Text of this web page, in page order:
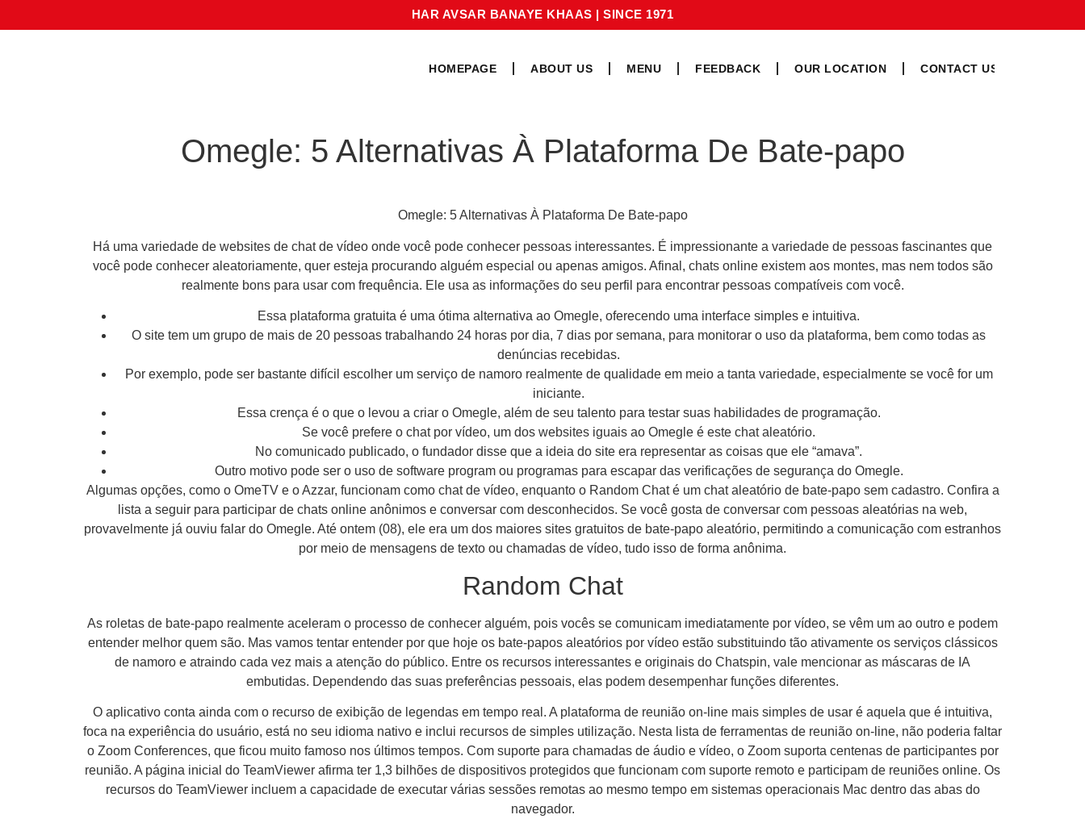
HAR AVSAR BANAYE KHAAS | SINCE 1971
HOMEPAGE ABOUT US MENU FEEDBACK OUR LOCATION CONTACT US
Omegle: 5 Alternativas À Plataforma De Bate-papo
Omegle: 5 Alternativas À Plataforma De Bate-papo
Há uma variedade de websites de chat de vídeo onde você pode conhecer pessoas interessantes. É impressionante a variedade de pessoas fascinantes que
você pode conhecer aleatoriamente, quer esteja procurando alguém especial ou apenas amigos. Afinal, chats online existem aos montes, mas nem todos são
realmente bons para usar com frequência. Ele usa as informações do seu perfil para encontrar pessoas compatíveis com você.
Essa plataforma gratuita é uma ótima alternativa ao Omegle, oferecendo uma interface simples e intuitiva.
O site tem um grupo de mais de 20 pessoas trabalhando 24 horas por dia, 7 dias por semana, para monitorar o uso da plataforma, bem como todas as
denúncias recebidas.
Por exemplo, pode ser bastante difícil escolher um serviço de namoro realmente de qualidade em meio a tanta variedade, especialmente se você for um
iniciante.
Essa crença é o que o levou a criar o Omegle, além de seu talento para testar suas habilidades de programação.
Se você prefere o chat por vídeo, um dos websites iguais ao Omegle é este chat aleatório.
No comunicado publicado, o fundador disse que a ideia do site era representar as coisas que ele “amava”.
Outro motivo pode ser o uso de software program ou programas para escapar das verificações de segurança do Omegle.
Algumas opções, como o OmeTV e o Azzar, funcionam como chat de vídeo, enquanto o Random Chat é um chat aleatório de bate-papo sem cadastro. Confira a
lista a seguir para participar de chats online anônimos e conversar com desconhecidos. Se você gosta de conversar com pessoas aleatórias na web,
provavelmente já ouviu falar do Omegle. Até ontem (08), ele era um dos maiores sites gratuitos de bate-papo aleatório, permitindo a comunicação com estranhos
por meio de mensagens de texto ou chamadas de vídeo, tudo isso de forma anônima.
Random Chat
As roletas de bate-papo realmente aceleram o processo de conhecer alguém, pois vocês se comunicam imediatamente por vídeo, se vêm um ao outro e podem
entender melhor quem são. Mas vamos tentar entender por que hoje os bate-papos aleatórios por vídeo estão substituindo tão ativamente os serviços clássicos
de namoro e atraindo cada vez mais a atenção do público. Entre os recursos interessantes e originais do Chatspin, vale mencionar as máscaras de IA
embutidas. Dependendo das suas preferências pessoais, elas podem desempenhar funções diferentes.
O aplicativo conta ainda com o recurso de exibição de legendas em tempo real. A plataforma de reunião on-line mais simples de usar é aquela que é intuitiva,
foca na experiência do usuário, está no seu idioma nativo e inclui recursos de simples utilização. Nesta lista de ferramentas de reunião on-line, não poderia faltar
o Zoom Conferences, que ficou muito famoso nos últimos tempos. Com suporte para chamadas de áudio e vídeo, o Zoom suporta centenas de participantes por
reunião. A página inicial do TeamViewer afirma ter 1,3 bilhões de dispositivos protegidos que funcionam com suporte remoto e participam de reuniões online. Os
recursos do TeamViewer incluem a capacidade de executar várias sessões remotas ao mesmo tempo em sistemas operacionais Mac dentro das abas do
navegador.